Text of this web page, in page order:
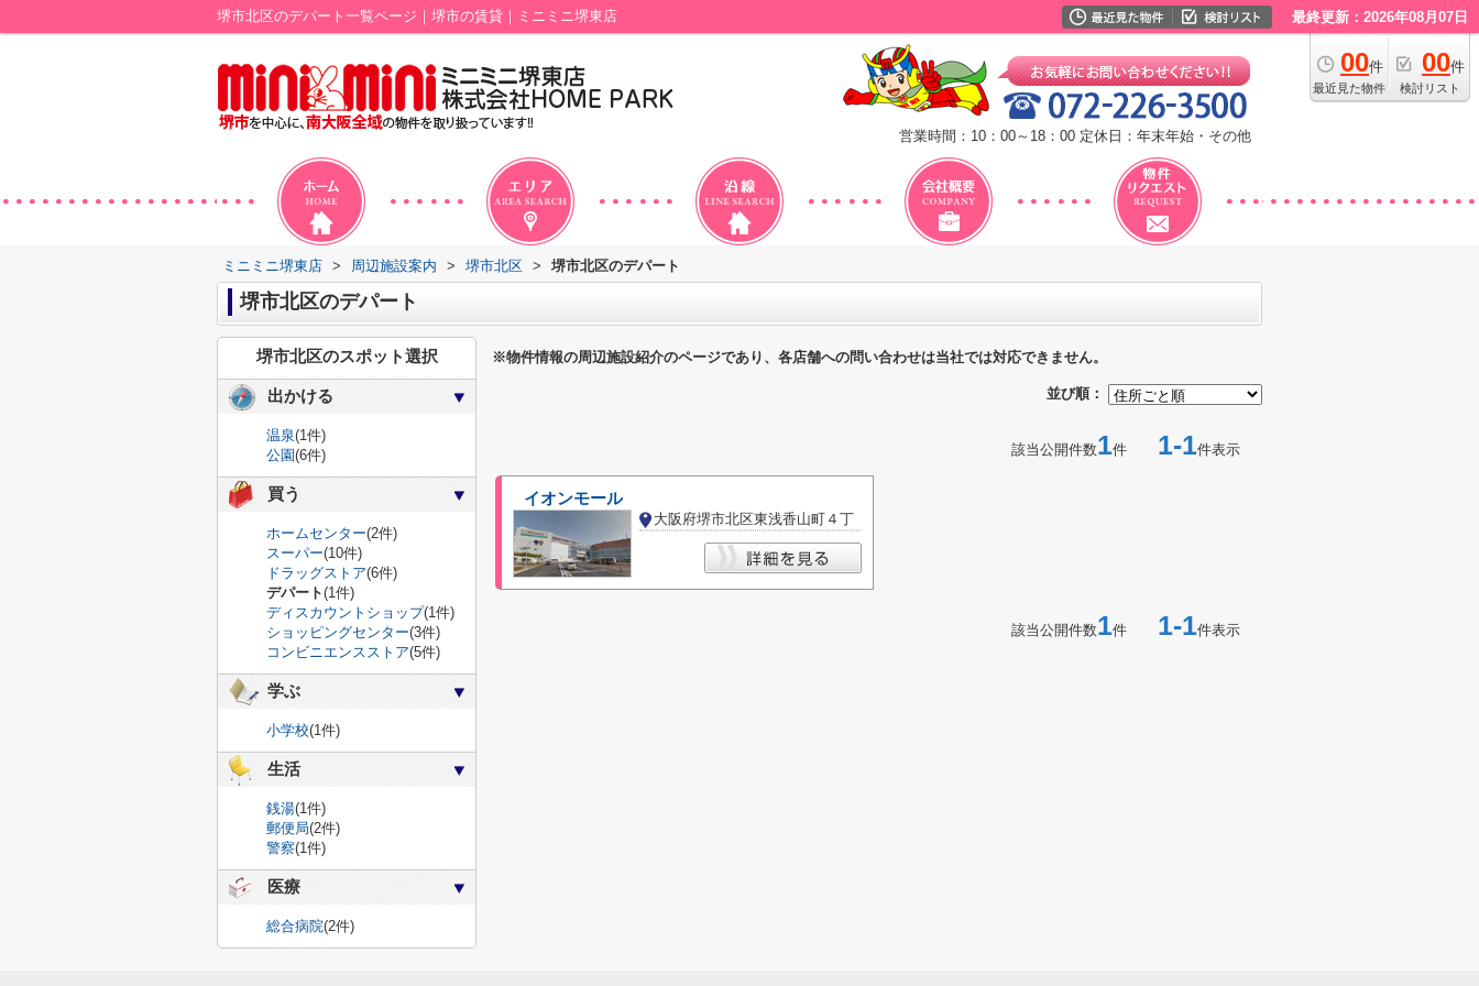
堺市北区のデパート一覧ページ｜堺市の賃貸｜ミニミニ堺東店 最終更新：2026年08月07日
00件
最近見た物件
00件
検討リスト
営業時間：10：00～18：00 定休日：年末年始・その他
ミニミニ堺東店 > 周辺施設案内 > 堺市北区 > 堺市北区のデパート
堺市北区のデパート
※物件情報の周辺施設紹介のページであり、各店舗への問い合わせは当社では対応できません。
並び順：
該当公開件数1件 1-1件表示
イオンモール
大阪府堺市北区東浅香山町４丁
該当公開件数1件 1-1件表示
堺市北区のスポット選択
出かける
温泉(1件)
公園(6件)
買う
ホームセンター(2件)
スーパー(10件)
ドラッグストア(6件)
デパート(1件)
ディスカウントショップ(1件)
ショッピングセンター(3件)
コンビニエンスストア(5件)
学ぶ
小学校(1件)
生活
銭湯(1件)
郵便局(2件)
警察(1件)
医療
総合病院(2件)